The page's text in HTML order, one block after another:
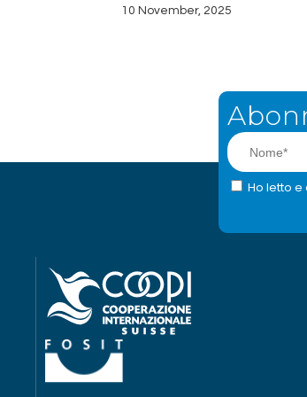
10 November, 2025
Ho letto